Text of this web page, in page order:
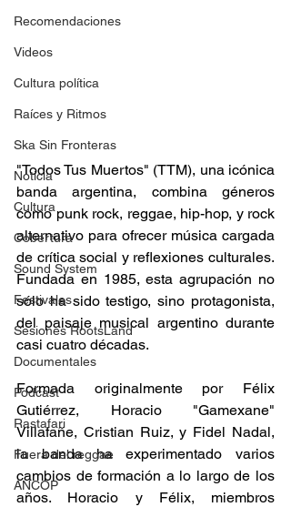
Recomendaciones
Videos
Cultura política
Raíces y Ritmos
Ska Sin Fronteras
Noticia
Cultura
Cobertura
Sound System
Festivales
Sesiones RootsLand
Documentales
Podcast
Rastafari
Fuera del reggae
ANCOP
"Todos Tus Muertos" (TTM), una icónica
banda argentina, combina géneros
como punk rock, reggae, hip-hop, y rock
alternativo para ofrecer música cargada
de crítica social y reflexiones culturales.
Fundada en 1985, esta agrupación no
sólo ha sido testigo, sino protagonista,
del paisaje musical argentino durante
casi cuatro décadas.
Formada originalmente por Félix
Gutiérrez, Horacio "Gamexane"
Villafañe, Cristian Ruiz, y Fidel Nadal,
la banda ha experimentado varios
cambios de formación a lo largo de los
años. Horacio y Félix, miembros